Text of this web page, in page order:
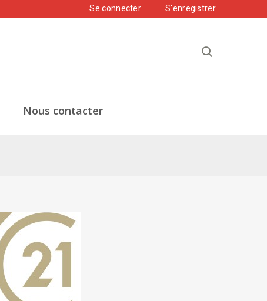
Se connecter S'enregistrer
Nous contacter